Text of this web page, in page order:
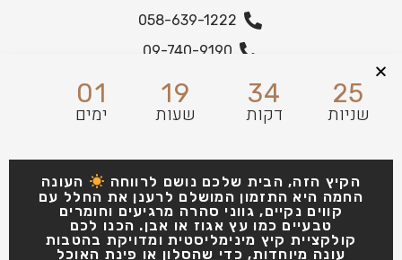
058-639-1222
09-740-9190
הצהרת נגישות
01
ימים
19
שעות
34
דקות
25
שניות
הקיץ הזה, הבית שלכם נושם לרווחה
העונה
החמה היא התזמון המושלם לרענן את החלל עם
קווים נקיים, גווני סהרה מרגיעים וחומרים
טבעיים כמו עץ אגוז או אבן. הכנו לכם
קולקציית קיץ מינימליסטית ומדויקת בהטבות
עונה מיוחדות, כדי שהסלון או פינת האוכל